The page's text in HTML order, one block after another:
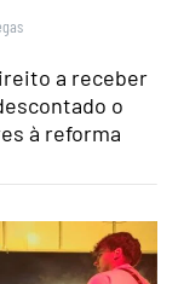
a receber
o
à reforma